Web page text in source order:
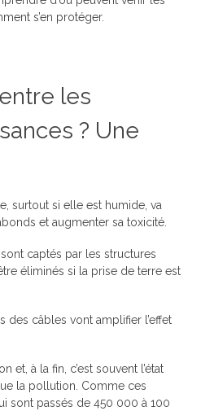
s’en protéger.
les
? Une
surtout si elle est humide, va
et augmenter sa toxicité.
captés par les structures
éliminés si la prise de terre est
des câbles vont amplifier l’effet
et, à la fin, c’est souvent l’état
la pollution. Comme ces
sont passés de 450 000 à 100